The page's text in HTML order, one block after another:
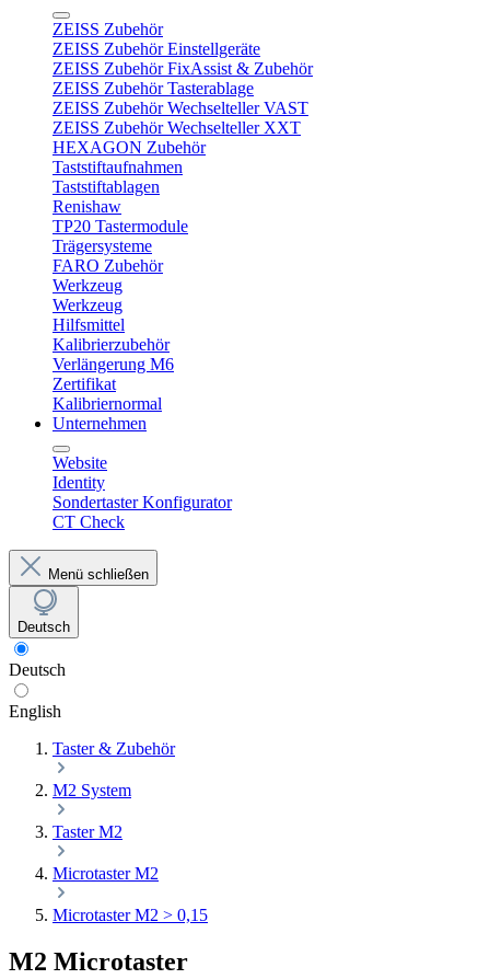
ZEISS Zubehör
ZEISS Zubehör Einstellgeräte
ZEISS Zubehör FixAssist & Zubehör
ZEISS Zubehör Tasterablage
ZEISS Zubehör Wechselteller VAST
ZEISS Zubehör Wechselteller XXT
HEXAGON Zubehör
Taststiftaufnahmen
Taststiftablagen
Renishaw
TP20 Tastermodule
Trägersysteme
FARO Zubehör
Werkzeug
Werkzeug
Hilfsmittel
Kalibrierzubehör
Verlängerung M6
Zertifikat
Kalibriernormal
Unternehmen
Website
Identity
Sondertaster Konfigurator
CT Check
Menü schließen
Deutsch
Deutsch
English
Taster & Zubehör
M2 System
Taster M2
Microtaster M2
Microtaster M2 > 0,15
M2 Microtaster